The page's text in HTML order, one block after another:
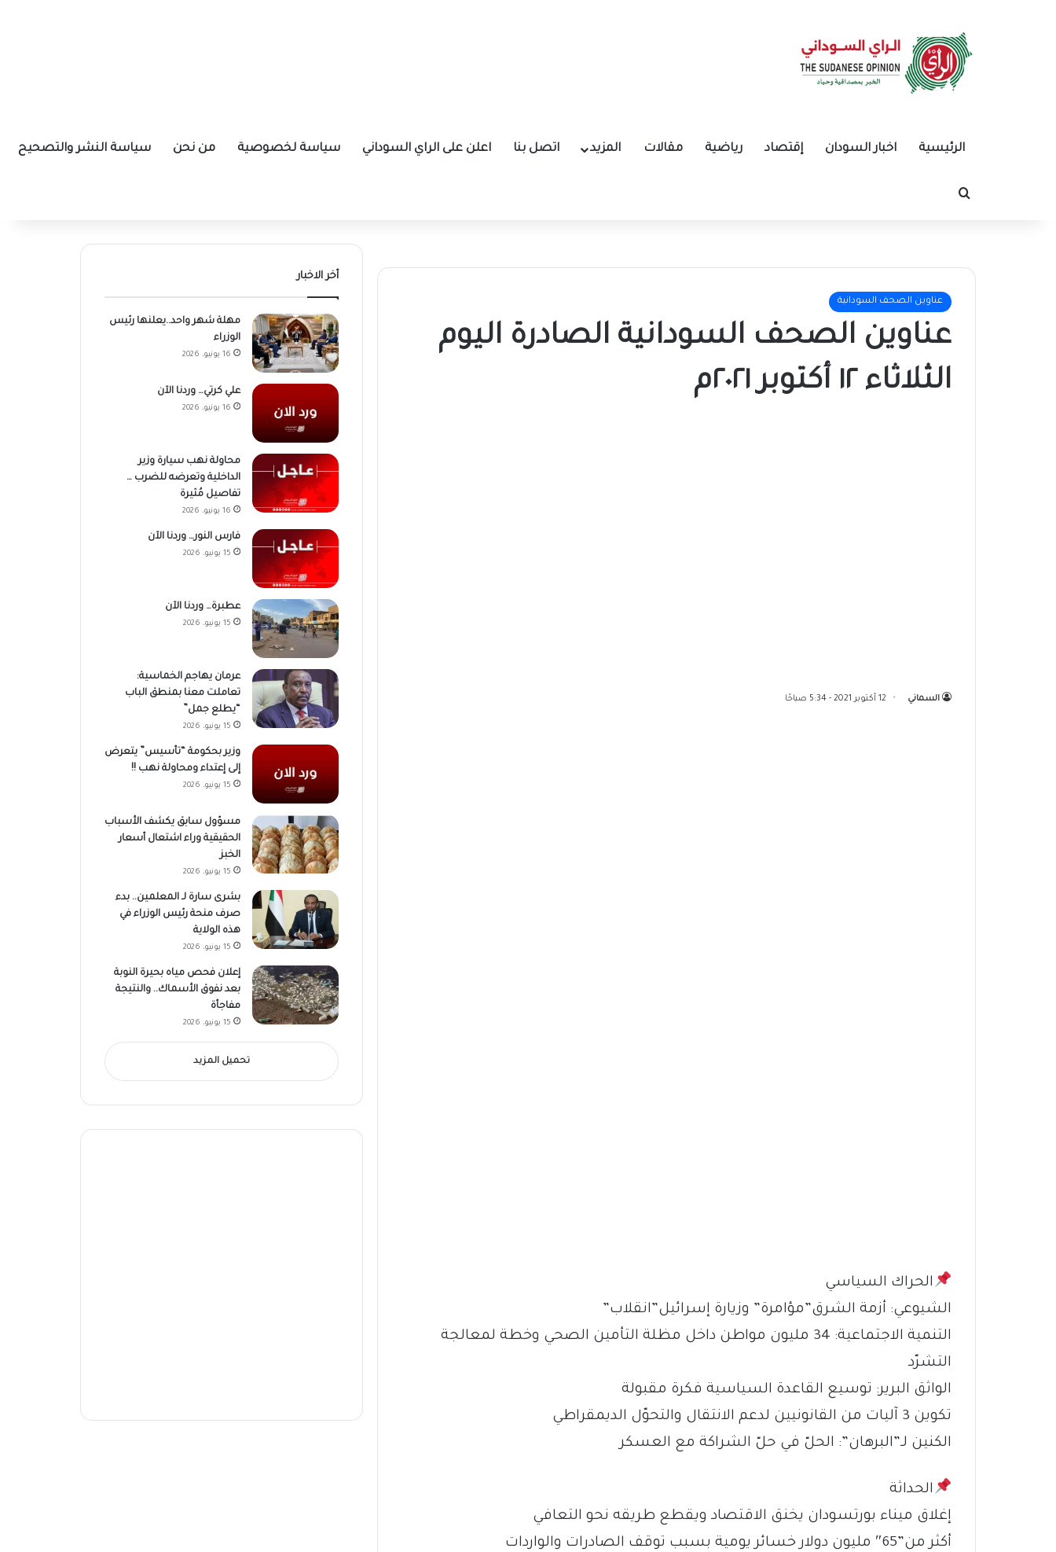
الرئيسية اخبار السودان إقتصاد رياضية مقالات المزيد اتصل بنا اعلن على الراي السوداني سياسة لخصوصية من نحن سياسة النشر والتصحيح
بحث عن
عناوين الصحف السودانية
عناوين الصحف السودانية الصادرة اليوم
الثلاثاء ١٢ أكتوبر ٢٠٢١م
السماني 12 أكتوبر 2021 - 5:34 صباحًا
الحراك السياسي
الشيوعي: أزمة الشرق”مؤامرة” وزيارة إسرائيل”انقلاب”
التنمية الاجتماعية: 34 مليون مواطن داخل مظلة التأمين الصحي وخطة لمعالجة
التشرّد
الواثق البرير: توسيع القاعدة السياسية فكرة مقبولة
تكوين 3 آليات من القانونيين لدعم الانتقال والتحوّل الديمقراطي
الكنين لـ”البرهان”: الحلّ في حلّ الشراكة مع العسكر
الحداثة
إغلاق ميناء بورتسودان يخنق الاقتصاد ويقطع طريقه نحو التعافي
أكثر من”65″ مليون دولار خسائر يومية بسبب توقف الصادرات والواردات
أخر الاخبار
مهلة شهر واحد..يعلنها رئيس
الوزراء
16 يونيو، 2026
علي كرتي… وردنا الآن
16 يونيو، 2026
محاولة نهب سيارة وزير
الداخلية وتعرضه للضرب …
تفاصيل مُثيرة
16 يونيو، 2026
فارس النور… وردنا الآن
15 يونيو، 2026
عطبرة… وردنا الآن
15 يونيو، 2026
عرمان يهاجم الخماسية:
تعاملت معنا بمنطق الباب
“يطلع جمل”
15 يونيو، 2026
وزير بحكومة “تأسيس” يتعرض
إلى إعتداء ومحاولة نهب !!
15 يونيو، 2026
مسؤول سابق يكشف الأسباب
الحقيقية وراء اشتعال أسعار
الخبز
15 يونيو، 2026
بشرى سارة لـ المعلمين.. بدء
صرف منحة رئيس الوزراء في
هذه الولاية
15 يونيو، 2026
إعلان فحص مياه بحيرة النوبة
بعد نفوق الأسماك.. والنتيجة
مفاجأة
15 يونيو، 2026
تحميل المزيد